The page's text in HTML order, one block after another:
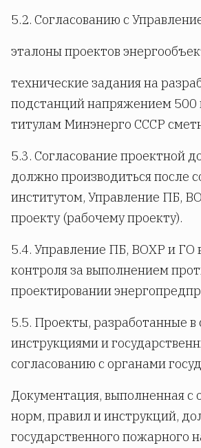
5.2. Согласованию с
эталоны проектов
технические задания на
подстанций напряжением
титулам Минэнерго СССР
5.3. Согласование проектной
должно производиться после
институтом, Управление ПБ,
проекту (рабочему проекту).
5.4. Управление ПБ, ВОХР и ГО
контроля за выполнением
проектировании
5.5. Проекты, разработанные
инструкциями и
согласованию с органами
Документация, выполненная
норм, правил и инструкций,
государственного пожарного